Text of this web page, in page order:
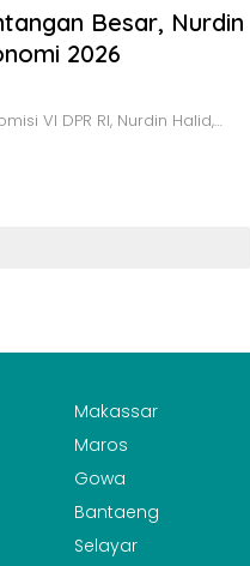
Besar, Nurdin
2026
VI DPR RI, Nurdin Halid,…
Makassar
Maros
Gowa
Bantaeng
Selayar